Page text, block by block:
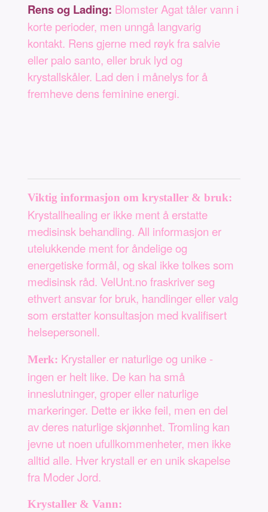
Rens og Lading: Blomster Agat tåler vann i
korte perioder, men unngå langvarig
kontakt. Rens gjerne med røyk fra salvie
eller palo santo, eller bruk lyd og
krystallskåler. Lad den i månelys for å
fremheve dens feminine energi.
Viktig informasjon om krystaller & bruk:
Krystallhealing er ikke ment å erstatte
medisinsk behandling. All informasjon er
utelukkende ment for åndelige og
energetiske formål, og skal ikke tolkes som
medisinsk råd. VelUnt.no fraskriver seg
ethvert ansvar for bruk, handlinger eller valg
som erstatter konsultasjon med kvalifisert
helsepersonell.
Merk: Krystaller er naturlige og unike -
ingen er helt like. De kan ha små
inneslutninger, groper eller naturlige
markeringer. Dette er ikke feil, men en del
av deres naturlige skjønnhet. Tromling kan
jevne ut noen ufullkommenheter, men ikke
alltid alle. Hver krystall er en unik skapelse
fra Moder Jord.
Krystaller & Vann: